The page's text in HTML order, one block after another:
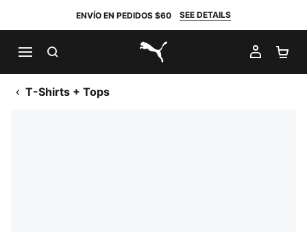
ENVÍO EN PEDIDOS $60 SEE DETAILS
PUMA.com
MI
T-Shirts + Tops